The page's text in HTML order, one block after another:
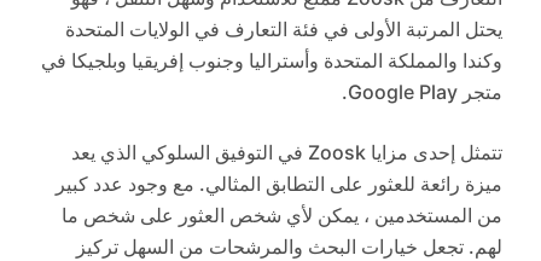
يحتل المرتبة الأولى في فئة التعارف في الولايات المتحدة
وكندا والمملكة المتحدة وأستراليا وجنوب إفريقيا وبلجيكا في
متجر Google Play.
تتمثل إحدى مزايا Zoosk في التوفيق السلوكي الذي يعد
ميزة رائعة للعثور على التطابق المثالي. مع وجود عدد كبير
من المستخدمين ، يمكن لأي شخص العثور على شخص ما
لهم. تجعل خيارات البحث والمرشحات من السهل تركيز